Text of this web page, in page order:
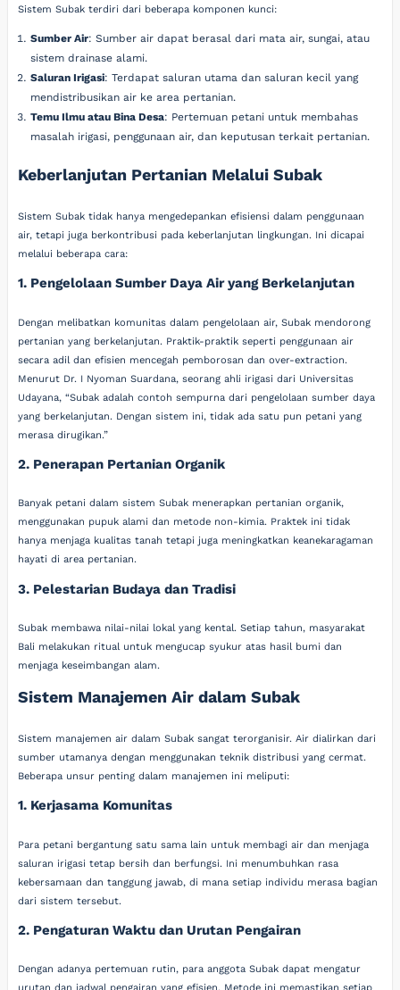
Sistem Subak terdiri dari beberapa komponen kunci:
Sumber Air: Sumber air dapat berasal dari mata air, sungai, atau
sistem drainase alami.
Saluran Irigasi: Terdapat saluran utama dan saluran kecil yang
mendistribusikan air ke area pertanian.
Temu Ilmu atau Bina Desa: Pertemuan petani untuk membahas
masalah irigasi, penggunaan air, dan keputusan terkait pertanian.
Keberlanjutan Pertanian Melalui Subak
Sistem Subak tidak hanya mengedepankan efisiensi dalam penggunaan
air, tetapi juga berkontribusi pada keberlanjutan lingkungan. Ini dicapai
melalui beberapa cara:
1. Pengelolaan Sumber Daya Air yang Berkelanjutan
Dengan melibatkan komunitas dalam pengelolaan air, Subak mendorong
pertanian yang berkelanjutan. Praktik-praktik seperti penggunaan air
secara adil dan efisien mencegah pemborosan dan over-extraction.
Menurut Dr. I Nyoman Suardana, seorang ahli irigasi dari Universitas
Udayana, “Subak adalah contoh sempurna dari pengelolaan sumber daya
yang berkelanjutan. Dengan sistem ini, tidak ada satu pun petani yang
merasa dirugikan.”
2. Penerapan Pertanian Organik
Banyak petani dalam sistem Subak menerapkan pertanian organik,
menggunakan pupuk alami dan metode non-kimia. Praktek ini tidak
hanya menjaga kualitas tanah tetapi juga meningkatkan keanekaragaman
hayati di area pertanian.
3. Pelestarian Budaya dan Tradisi
Subak membawa nilai-nilai lokal yang kental. Setiap tahun, masyarakat
Bali melakukan ritual untuk mengucap syukur atas hasil bumi dan
menjaga keseimbangan alam.
Sistem Manajemen Air dalam Subak
Sistem manajemen air dalam Subak sangat terorganisir. Air dialirkan dari
sumber utamanya dengan menggunakan teknik distribusi yang cermat.
Beberapa unsur penting dalam manajemen ini meliputi:
1. Kerjasama Komunitas
Para petani bergantung satu sama lain untuk membagi air dan menjaga
saluran irigasi tetap bersih dan berfungsi. Ini menumbuhkan rasa
kebersamaan dan tanggung jawab, di mana setiap individu merasa bagian
dari sistem tersebut.
2. Pengaturan Waktu dan Urutan Pengairan
Dengan adanya pertemuan rutin, para anggota Subak dapat mengatur